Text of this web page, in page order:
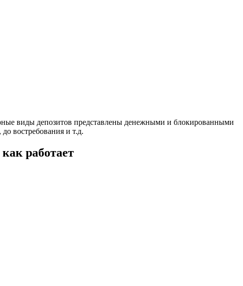
виды депозитов представлены денежными и блокированными
востребования и т.д.
работает